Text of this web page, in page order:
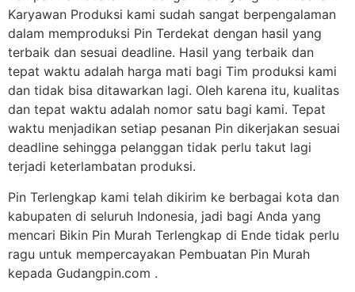
Karyawan Produksi kami sudah sangat berpengalaman
dalam memproduksi Pin Terdekat dengan hasil yang
terbaik dan sesuai deadline. Hasil yang terbaik dan
tepat waktu adalah harga mati bagi Tim produksi kami
dan tidak bisa ditawarkan lagi. Oleh karena itu, kualitas
dan tepat waktu adalah nomor satu bagi kami. Tepat
waktu menjadikan setiap pesanan Pin dikerjakan sesuai
deadline sehingga pelanggan tidak perlu takut lagi
terjadi keterlambatan produksi.
Pin Terlengkap kami telah dikirim ke berbagai kota dan
kabupaten di seluruh Indonesia, jadi bagi Anda yang
mencari Bikin Pin Murah Terlengkap di Ende tidak perlu
ragu untuk mempercayakan Pembuatan Pin Murah
kepada Gudangpin.com .